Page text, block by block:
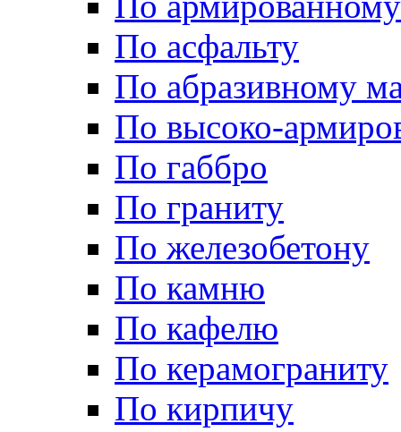
По асфальту
По абразивному
По высоко-
По габбро
По граниту
По железобетону
По камню
По кафелю
По керамограниту
По кирпичу